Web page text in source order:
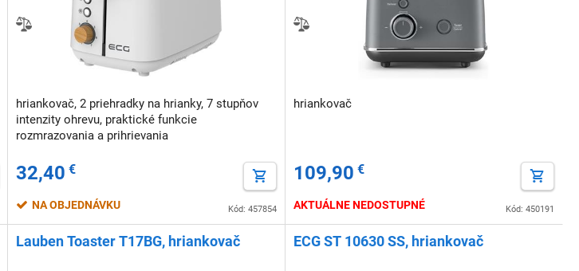
hriankovač, 2 priehradky na hrianky, 7 stupňov
intenzity ohrevu, praktické funkcie
rozmrazovania a prihrievania
32,40 €
Kód: 457854
NA OBJEDNÁVKU
hriankovač
109,90 €
Kód: 450191
AKTUÁLNE NEDOSTUPNÉ
Lauben Toaster T17BG, hriankovač ECG ST 10630 SS, hriankovač